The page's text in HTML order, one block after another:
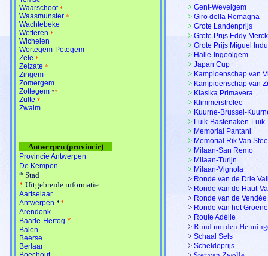
Waarschoot *
Waasmunster *
Wachtebeke
Wetteren *
Wichelen
Wortegem-Petegem
Zele *
Zelzate *
Zingem
Zomergem
Zottegem **
Zulte *
Zwalm
Antwerpen (provincie)
Provincie Antwerpen
De Kempen
* Stad
* Uitgebreide informatie
Aartselaar
Antwerpen **
Arendonk
Baarle-Hertog *
Balen
Beerse
Berlaar
> Gent-Wevelgem
> Giro della Romagna
> Grote Landenprijs
> Grote Prijs Eddy
> Grote Prijs Miguel
> Halle-Ingooigem
> Japan Cup
> Kampioenschap van
> Kampioenschap van
> Klasika Primavera
> Klimmerstrofee
> Kuurne-Brussel-
> Luik-Bastenaken-Luik
> Memorial Pantani
> Memorial Rik Van
> Milaan-San Remo
> Milaan-Turijn
> Milaan-Vignola
> Ronde van de Drie
> Ronde van de Haut-
> Ronde van de Vendée
> Ronde van het
> Route Adélie
> Rund um den
> Schaal Sels
> Scheldeprijs